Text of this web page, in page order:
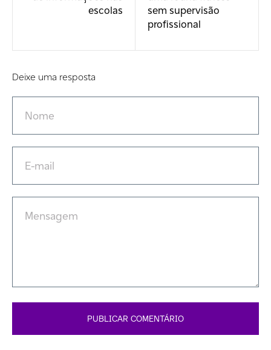
escolas
sem supervisão
profissional
Deixe uma resposta